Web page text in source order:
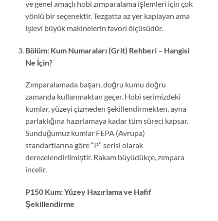
ve genel amaçlı hobi zımparalama işlemleri için çok
yönlü bir seçenektir. Tezgatta az yer kaplayan ama
işlevi büyük makinelerin favori ölçüsüdür.
Bölüm: Kum Numaraları (Grit) Rehberi – Hangisi
Ne İçin?
Zımparalamada başarı, doğru kumu doğru
zamanda kullanmaktan geçer. Hobi serimizdeki
kumlar, yüzeyi çizmeden şekillendirmekten, ayna
parlaklığına hazırlamaya kadar tüm süreci kapsar.
Sunduğumuz kumlar FEPA (Avrupa)
standartlarına göre “P” serisi olarak
derecelendirilmiştir. Rakam büyüdükçe, zımpara
incelir.
P150 Kum: Yüzey Hazırlama ve Hafif
Şekillendirme